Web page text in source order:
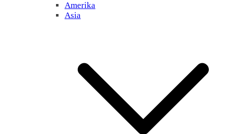
Amerika
Asia